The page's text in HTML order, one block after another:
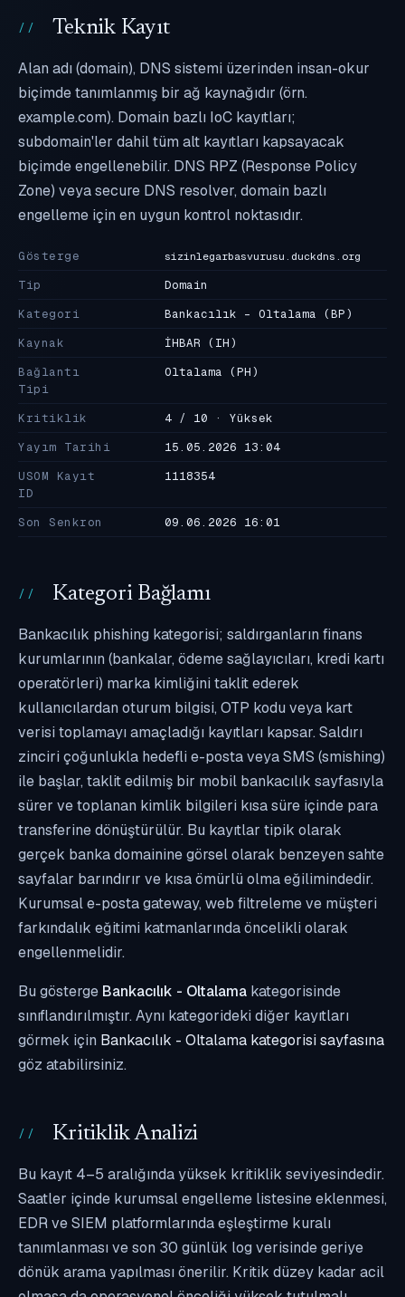
Teknik Kayıt
Alan adı (domain), DNS sistemi üzerinden insan-okur
biçimde tanımlanmış bir ağ kaynağıdır (örn.
example.com). Domain bazlı IoC kayıtları;
subdomain'ler dahil tüm alt kayıtları kapsayacak
biçimde engellenebilir. DNS RPZ (Response Policy
Zone) veya secure DNS resolver, domain bazlı
engelleme için en uygun kontrol noktasıdır.
Gösterge sizinlegarbasvurusu.duckdns.org
Tip
Domain
Kategori
Bankacılık - Oltalama (BP)
Kaynak
İHBAR (IH)
Bağlantı
Tipi
Oltalama (PH)
Kritiklik
4 / 10 · Yüksek
Yayım Tarihi
15.05.2026 13:04
USOM Kayıt
ID
1118354
Son Senkron 09.06.2026 16:01
Kategori Bağlamı
Bankacılık phishing kategorisi; saldırganların finans
kurumlarının (bankalar, ödeme sağlayıcıları, kredi kartı
operatörleri) marka kimliğini taklit ederek
kullanıcılardan oturum bilgisi, OTP kodu veya kart
verisi toplamayı amaçladığı kayıtları kapsar. Saldırı
zinciri çoğunlukla hedefli e-posta veya SMS (smishing)
ile başlar, taklit edilmiş bir mobil bankacılık sayfasıyla
sürer ve toplanan kimlik bilgileri kısa süre içinde para
transferine dönüştürülür. Bu kayıtlar tipik olarak
gerçek banka domainine görsel olarak benzeyen sahte
sayfalar barındırır ve kısa ömürlü olma eğilimindedir.
Kurumsal e-posta gateway, web filtreleme ve müşteri
farkındalık eğitimi katmanlarında öncelikli olarak
engellenmelidir.
Bu gösterge Bankacılık - Oltalama kategorisinde
sınıflandırılmıştır. Aynı kategorideki diğer kayıtları
görmek için Bankacılık - Oltalama kategorisi sayfasına
göz atabilirsiniz.
Kritiklik Analizi
Bu kayıt 4–5 aralığında yüksek kritiklik seviyesindedir.
Saatler içinde kurumsal engelleme listesine eklenmesi,
EDR ve SIEM platformlarında eşleştirme kuralı
tanımlanması ve son 30 günlük log verisinde geriye
dönük arama yapılması önerilir. Kritik düzey kadar acil